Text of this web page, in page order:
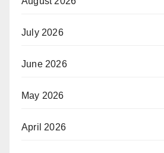
July 2026
June 2026
May 2026
April 2026